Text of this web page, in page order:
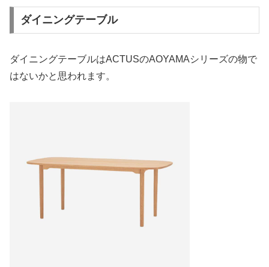
ダイニングテーブル
ダイニングテーブルはACTUSのAOYAMAシリーズの物で
はないかと思われます。